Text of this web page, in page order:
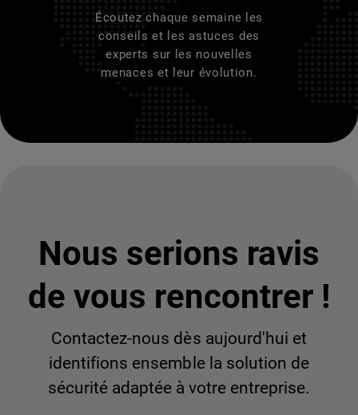
Écoutez chaque semaine les
conseils et les astuces des
experts sur les nouvelles
menaces et leur évolution.
Nous serions ravis
de vous rencontrer !
Contactez-nous dès aujourd'hui et
identifions ensemble la solution de
sécurité adaptée à votre entreprise.